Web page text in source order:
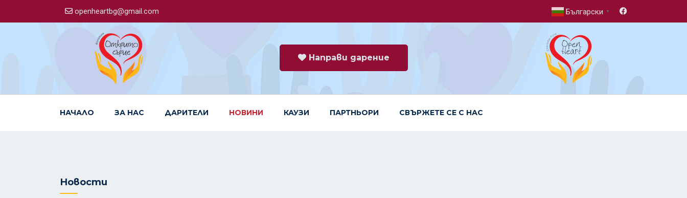
openheartbg@gmail.com Български ▼
Направи дарение
НАЧАЛО ЗА НАС ДАРИТЕЛИ НОВИНИ КАУЗИ ПАРТНЬОРИ СВЪРЖЕТЕ СЕ С НАС
Новости